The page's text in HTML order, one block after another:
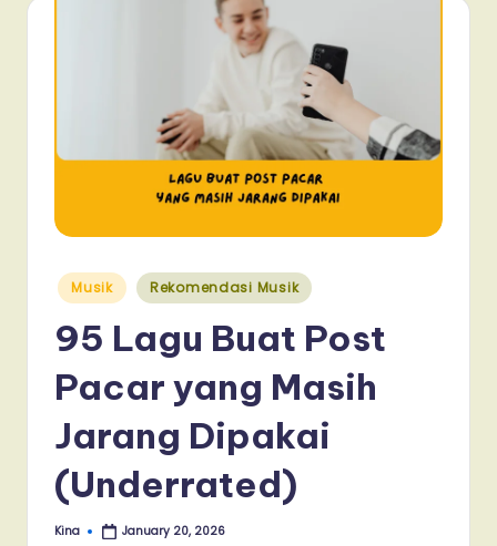
Posted
in
Musik Rekomendasi Musik
95 Lagu Buat Post
Pacar yang Masih
Jarang Dipakai
(Underrated)
Posted
Kina January 20, 2026